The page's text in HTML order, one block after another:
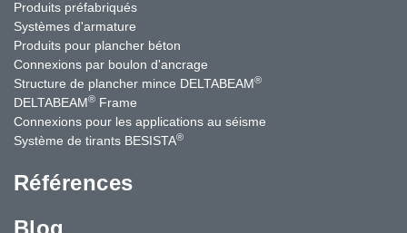
Produits préfabriqués
Systèmes d'armature
Produits pour plancher béton
Connexions par boulon d'ancrage
Structure de plancher mince DELTABEAM®
DELTABEAM® Frame
Connexions pour les applications au séisme
Système de tirants BESISTA®
Références
Blog